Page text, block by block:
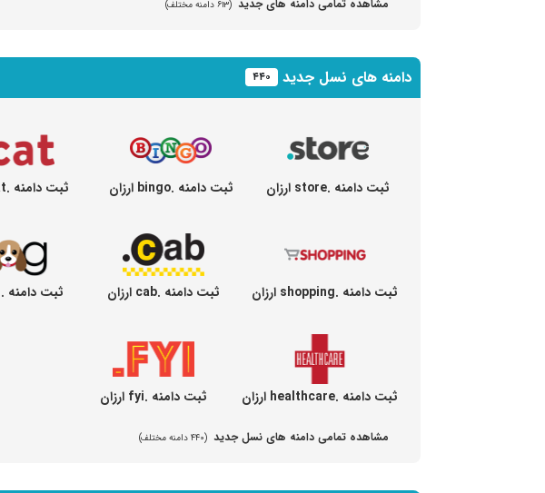
مشاهده تمامی دامنه های جدید (۶۱۳ دامنه مختلف)
دامنه های نسل جدید ۴۴۰
ثبت دامنه .store ارزان ثبت دامنه .bingo ارزان ثبت دامنه .cat ارزان
ثبت دامنه .shopping ارزان ثبت دامنه .cab ارزان ثبت دامنه .dog ارزان
ثبت دامنه .healthcare ارزان ثبت دامنه .fyi ارزان
مشاهده تمامی دامنه های نسل جدید (۴۴۰ دامنه مختلف)